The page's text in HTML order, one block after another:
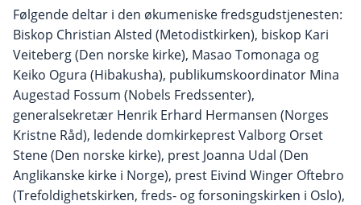
Følgende deltar i den økumeniske fredsgudstjenesten:
Biskop Christian Alsted (Metodistkirken), biskop Kari
Veiteberg (Den norske kirke), Masao Tomonaga og
Keiko Ogura (Hibakusha), publikumskoordinator Mina
Augestad Fossum (Nobels Fredssenter),
generalsekretær Henrik Erhard Hermansen (Norges
Kristne Råd), ledende domkirkeprest Valborg Orset
Stene (Den norske kirke), prest Joanna Udal (Den
Anglikanske kirke i Norge), prest Eivind Winger Oftebro
(Trefoldighetskirken, freds- og forsoningskirken i Oslo),